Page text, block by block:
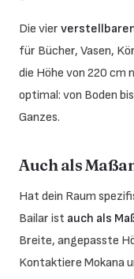
Die vier
für Bücher, Vasen,
die Höhe von 220 cm
optimal: von Boden
Ganzes.
Auch als
Hat dein Raum
Bailar ist auch als
Breite, angepasste
Kontaktiere Mokana